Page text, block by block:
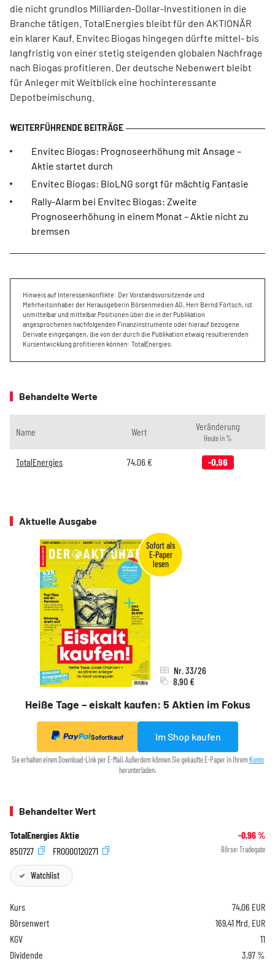
die nicht grundlos Milliarden-Dollar-Investitionen in die
Branche tätigen. TotalEnergies bleibt für den AKTIONÄR
ein klarer Kauf. Envitec Biogas hingegen dürfte mittel- bis
langfristig von einer stetig steigenden globalen Nachfrage
nach Biogas profitieren. Der deutsche Nebenwert bleibt
für Anleger mit Weitblick eine hochinteressante
Depotbeimischung.
Envitec Biogas: Prognoseerhöhung mit Ansage –
Aktie startet durch
Envitec Biogas: BioLNG sorgt für mächtig Fantasie
Rally-Alarm bei Envitec Biogas: Zweite
Prognoseerhöhung in einem Monat – Aktie nicht zu
bremsen
Hinweis auf Interessenkonflikte: Der Vorstandsvorsitzende und
Mehrheitsinhaber der Herausgeberin Börsenmedien AG, Herr Bernd Förtsch, ist
unmittelbar und mittelbar Positionen über die in der Publikation
angesprochenen nachfolgenden Finanzinstrumente oder hierauf bezogene
Derivate eingegangen, die von der durch die Publikation etwaig resultierenden
Kursentwicklung profitieren können: TotalEnergies.
Behandelte Werte
Name Wert Veränderung
Heute in %
TotalEnergies 74,06€ -0,96
Aktuelle Ausgabe
Heiße Tage – eiskalt kaufen: 5 Aktien im Fokus
Nr. 33/26
8,90 €
Sofortkauf Im Shop kaufen
Sie erhalten einen Download-Link per E-Mail. Außerdem können Sie gekaufte E-Paper in Ihrem Konto
herunterladen.
Behandelter Wert
TotalEnergies Aktie -0,96%
850727
FR0000120271 Börse: Tradegate
Watchlist
Kurs 74,06 EUR
Börsenwert
169,41 Mrd. EUR
KGV
11
Dividende
3,97 %